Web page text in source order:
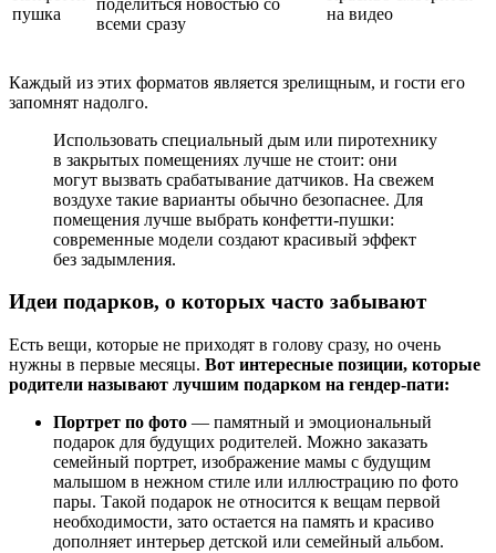
пушка
всеми сразу
на видео
Каждый из этих форматов является зрелищным, и гости его
запомнят надолго.
Использовать специальный дым или пиротехнику
в закрытых помещениях лучше не стоит: они
могут вызвать срабатывание датчиков. На свежем
воздухе такие варианты обычно безопаснее. Для
помещения лучше выбрать конфетти-пушки:
современные модели создают красивый эффект
без задымления.
Идеи подарков, о которых часто забывают
Есть вещи, которые не приходят в голову сразу, но очень
нужны в первые месяцы. Вот интересные позиции, которые
родители называют лучшим подарком на гендер-пати:
Портрет по фото — памятный и эмоциональный
подарок для будущих родителей. Можно заказать
семейный портрет, изображение мамы с будущим
малышом в нежном стиле или иллюстрацию по фото
пары. Такой подарок не относится к вещам первой
необходимости, зато остается на память и красиво
дополняет интерьер детской или семейный альбом.